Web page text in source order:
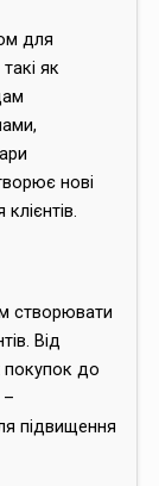
для
як
нові
створювати
Від
покупок до
–
підвищення